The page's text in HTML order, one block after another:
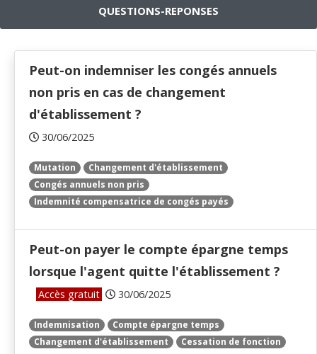
QUESTIONS-REPONSES
Peut-on indemniser les congés annuels
non pris en cas de changement
d'établissement ?
30/06/2025
Mutation
Changement d'établissement
Congés annuels non pris
Indemnité compensatrice de congés payés
Peut-on payer le compte épargne temps
lorsque l'agent quitte l'établissement ?
Accès gratuit 30/06/2025
Indemnisation
Compte épargne temps
Changement d'établissement
Cessation de fonction